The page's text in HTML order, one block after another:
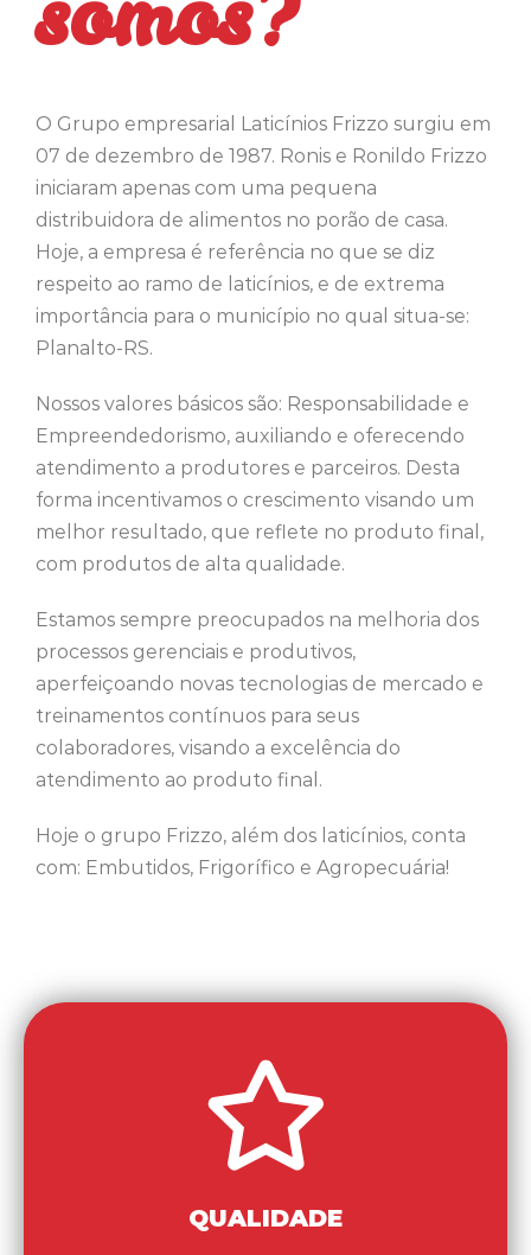
O Grupo empresarial Laticínios Frizzo surgiu em
07 de dezembro de 1987. Ronis e Ronildo Frizzo
iniciaram apenas com uma pequena
distribuidora de alimentos no porão de casa.
Hoje, a empresa é referência no que se diz
respeito ao ramo de laticínios, e de extrema
importância para o município no qual situa-se:
Planalto-RS.
Nossos valores básicos são: Responsabilidade e
Empreendedorismo, auxiliando e oferecendo
atendimento a produtores e parceiros. Desta
forma incentivamos o crescimento visando um
melhor resultado, que reflete no produto final,
com produtos de alta qualidade.
Estamos sempre preocupados na melhoria dos
processos gerenciais e produtivos,
aperfeiçoando novas tecnologias de mercado e
treinamentos contínuos para seus
colaboradores, visando a excelência do
atendimento ao produto final.
Hoje o grupo Frizzo, além dos laticínios, conta
com: Embutidos, Frigorífico e Agropecuária!
QUALIDADE